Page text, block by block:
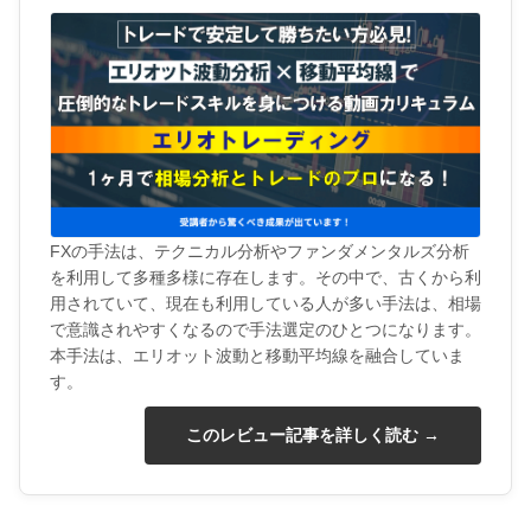
FXの手法は、テクニカル分析やファンダメンタルズ分析
を利用して多種多様に存在します。その中で、古くから利
用されていて、現在も利用している人が多い手法は、相場
で意識されやすくなるので手法選定のひとつになります。
本手法は、エリオット波動と移動平均線を融合していま
す。
このレビュー記事を詳しく読む →